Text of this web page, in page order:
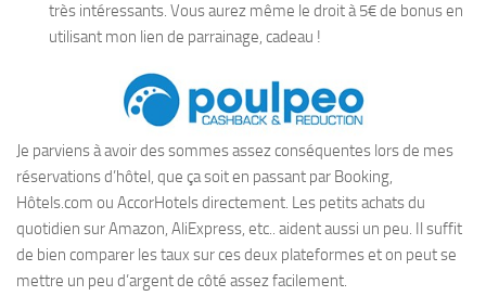
très intéressants. Vous aurez même le droit à 5€ de bonus en
utilisant mon lien de parrainage, cadeau !
Je parviens à avoir des sommes assez conséquentes lors de mes
réservations d’hôtel, que ça soit en passant par Booking,
Hôtels.com ou AccorHotels directement. Les petits achats du
quotidien sur Amazon, AliExpress, etc.. aident aussi un peu. Il suffit
de bien comparer les taux sur ces deux plateformes et on peut se
mettre un peu d’argent de côté assez facilement.